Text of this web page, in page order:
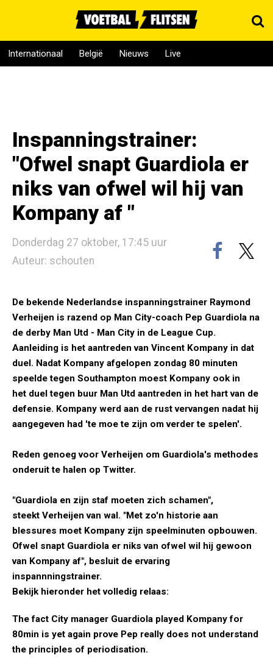
Internationaal België Nieuws Live
Inspanningstrainer:
"Ofwel snapt Guardiola er
niks van ofwel wil hij van
Kompany af "
Donderdag 27 oktober, 17:45 uur
Auteur: schouten
De bekende Nederlandse inspanningstrainer Raymond
Verheijen is razend op Man City-coach Pep Guardiola na
de derby Man Utd - Man City in de League Cup.
Aanleiding is het aantreden van Vincent Kompany in dat
duel. Nadat Kompany afgelopen zondag 80 minuten
speelde tegen Southampton moest Kompany ook in
het duel tegen buur Man Utd aantreden in het hart van de
defensie. Kompany werd aan de rust vervangen nadat hij
aangegeven had 'te moe te zijn om verder te spelen'.
Reden genoeg voor Verheijen om Guardiola's methodes
onderuit te halen op Twitter.
"Guardiola en zijn staf moeten zich schamen",
steekt Verheijen van wal. "Met zo'n historie aan
blessures moet Kompany zijn speelminuten opbouwen.
Ofwel snapt Guardiola er niks van ofwel wil hij gewoon
van Kompany af", besluit de ervaring
inspannningstrainer.
Bekijk hieronder het volledig relaas:
The fact City manager Guardiola played Kompany for
80min is yet again prove Pep really does not understand
the principles of periodisation.